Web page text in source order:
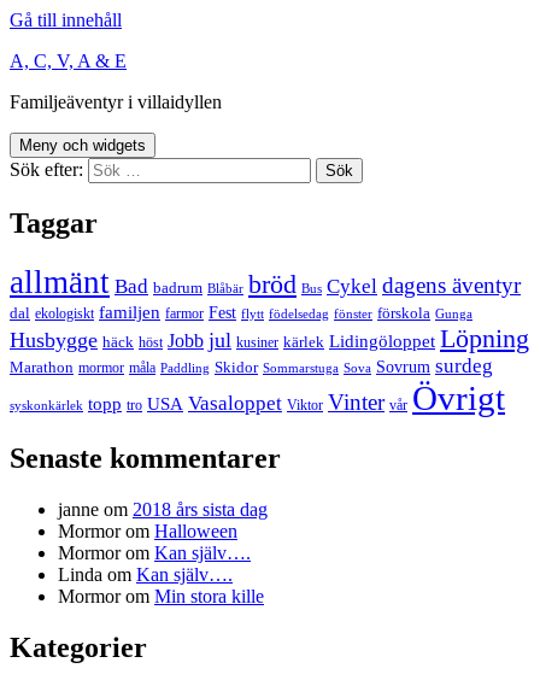
Gå till innehåll
A, C, V, A & E
Familjeäventyr i villaidyllen
Meny och widgets
Sök efter:
Taggar
allmänt Bad badrum Blåbär bröd Bus Cykel dagens äventyr
dal ekologiskt familjen farmor Fest flytt födelsedag fönster förskola Gunga
Husbygge häck höst Jobb jul kusiner kärlek Lidingöloppet Löpning
Marathon mormor måla Paddling Skidor Sommarstuga Sova Sovrum surdeg
syskonkärlek topp tro USA Vasaloppet Viktor Vinter vår Övrigt
Senaste kommentarer
janne om 2018 års sista dag
Mormorom Halloween
Mormorom Kan själv….
Linda om Kan själv….
Mormorom Min stora kille
Kategorier